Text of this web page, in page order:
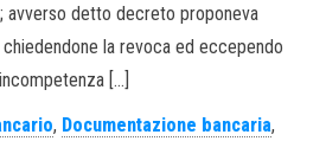
avverso detto decreto proponeva
la revoca ed eccependo
[…]
, Documentazione bancaria,